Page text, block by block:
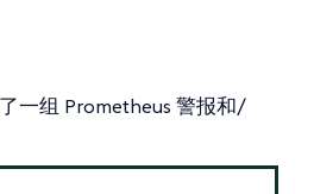
一组 Prometheus 警报和/